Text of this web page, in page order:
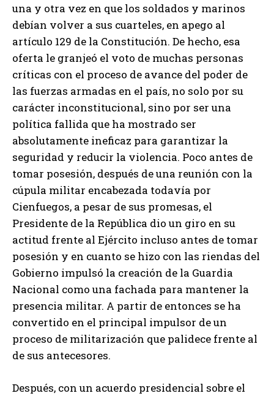
una y otra vez en que los soldados y marinos
debían volver a sus cuarteles, en apego al
artículo 129 de la Constitución. De hecho, esa
oferta le granjeó el voto de muchas personas
críticas con el proceso de avance del poder de
las fuerzas armadas en el país, no solo por su
carácter inconstitucional, sino por ser una
política fallida que ha mostrado ser
absolutamente ineficaz para garantizar la
seguridad y reducir la violencia. Poco antes de
tomar posesión, después de una reunión con la
cúpula militar encabezada todavía por
Cienfuegos, a pesar de sus promesas, el
Presidente de la República dio un giro en su
actitud frente al Ejército incluso antes de tomar
posesión y en cuanto se hizo con las riendas del
Gobierno impulsó la creación de la Guardia
Nacional como una fachada para mantener la
presencia militar. A partir de entonces se ha
convertido en el principal impulsor de un
proceso de militarización que palidece frente al
de sus antecesores.
Después, con un acuerdo presidencial sobre el